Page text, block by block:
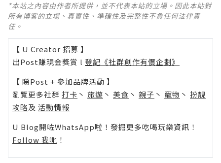
*本站之內容由作者所提供，並不代表本站的立場。因此本站對
所有博客的立場、真實性、準確性及完整性不負任何法律責
任。
【 U Creator 招募 】
出Post賺現金獎賞 l 登記《社群創作有價企劃》
【 睇Post + 參加品牌活動 】
瀏覽更多社群 打卡 丶 旅遊 丶 美食 丶 親子 丶 寵物 丶 扮靚
攻略及 活動情報
U Blog開咗WhatsApp啦！發掘更多吃喝玩樂資訊！
Follow 我哋 ！